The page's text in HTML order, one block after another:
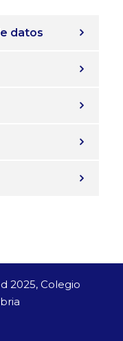
datos
2025, Colegio